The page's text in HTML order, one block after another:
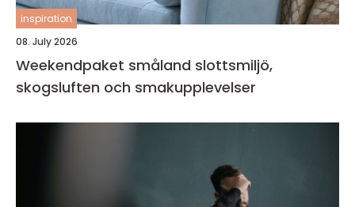
inspiration
08. July 2026
Weekendpaket småland slottsmiljö,
skogsluften och smakupplevelser